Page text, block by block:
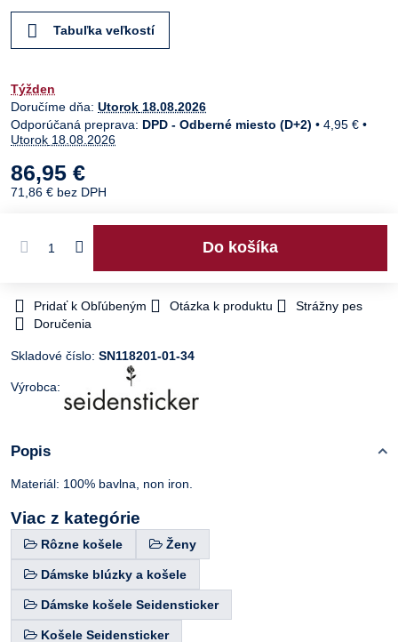
Tabuľka veľkostí
Týžden
Doručíme dňa: Utorok 18.08.2026
DPD - Odberné miesto (D+2) • 4,95 € •
Utorok 18.08.2026
86,95 €
71,86 € bez DPH
Do košíka
Pridať k Obľúbeným Otázka k produktu
Strážny pes
Doručenia
Skladové číslo: SN118201-01-34
Výrobca:
Popis
Materiál: 100% bavlna, non iron.
Viac z kategórie
Rôzne košele Ženy
Dámske blúzky a košele
Dámske košele Seidensticker
Košele Seidensticker